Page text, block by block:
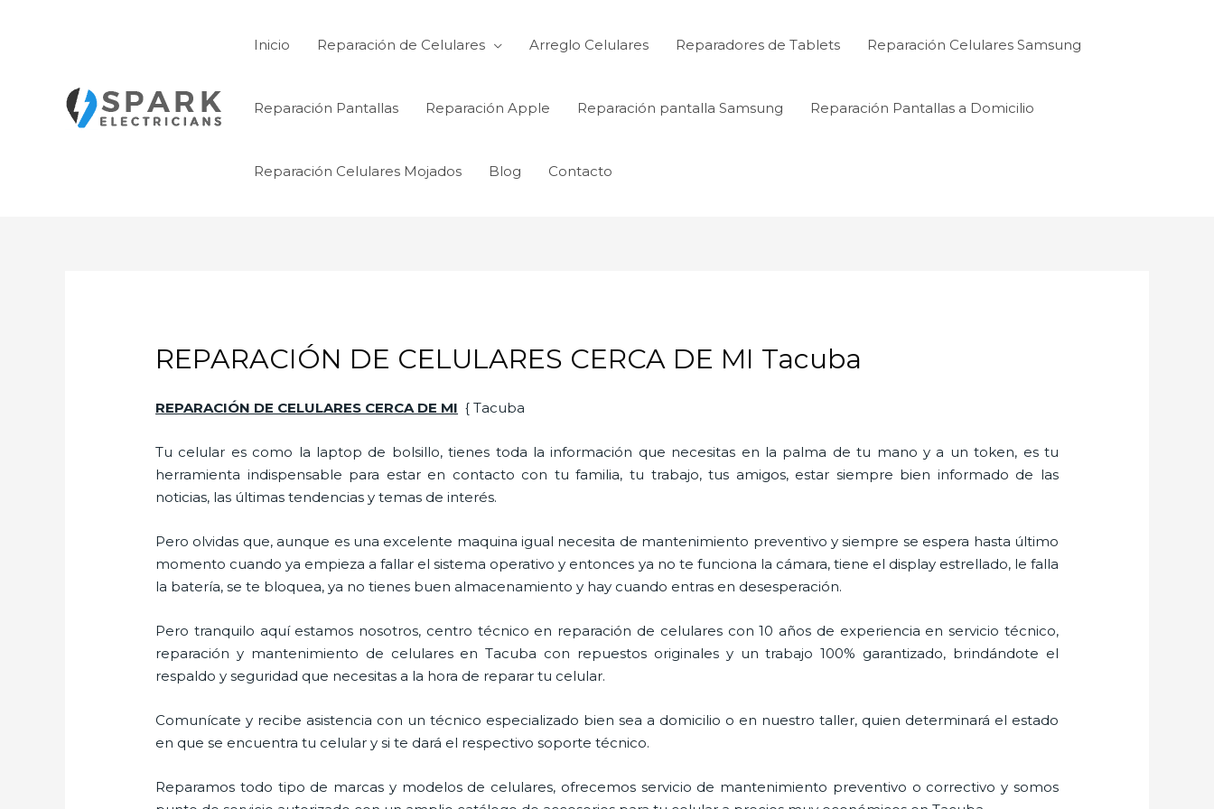
Inicio Reparación de Celulares Arreglo Celulares Reparadores de Tablets Reparación Celulares Samsung
Reparación Pantallas Reparación Apple Reparación pantalla Samsung Reparación Pantallas a Domicilio
Reparación Celulares Mojados Blog Contacto
REPARACIÓN DE CELULARES CERCA DE MI Tacuba
REPARACIÓN DE CELULARES CERCA DE MI { Tacuba
Tu celular es como la laptop de bolsillo, tienes toda la información que necesitas en la palma de tu mano y a un token, es tu
herramienta indispensable para estar en contacto con tu familia, tu trabajo, tus amigos, estar siempre bien informado de las
noticias, las últimas tendencias y temas de interés.
Pero olvidas que, aunque es una excelente maquina igual necesita de mantenimiento preventivo y siempre se espera hasta último
momento cuando ya empieza a fallar el sistema operativo y entonces ya no te funciona la cámara, tiene el display estrellado, le falla
la batería, se te bloquea, ya no tienes buen almacenamiento y hay cuando entras en desesperación.
Pero tranquilo aquí estamos nosotros, centro técnico en reparación de celulares con 10 años de experiencia en servicio técnico,
reparación y mantenimiento de celulares en Tacuba con repuestos originales y un trabajo 100% garantizado, brindándote el
respaldo y seguridad que necesitas a la hora de reparar tu celular.
Comunícate y recibe asistencia con un técnico especializado bien sea a domicilio o en nuestro taller, quien determinará el estado
en que se encuentra tu celular y si te dará el respectivo soporte técnico.
Reparamos todo tipo de marcas y modelos de celulares, ofrecemos servicio de mantenimiento preventivo o correctivo y somos